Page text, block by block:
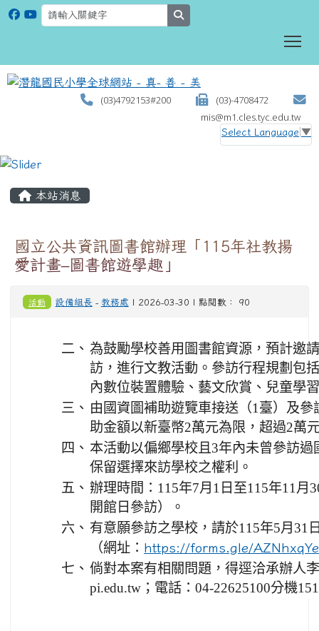
(03)4792153#200
(03)-4708472
mis@m1.cles.tyc.edu.tw
Select Language ▼
本站消息
國立公共資訊圖書館辦理「115年社教揚
愛計畫–圖書館遊學趣」
活動 設備組長 - 教務處 | 2026-03-30 | 點閱數： 90
二、 為鼓勵學校善用圖書館資源，預計邀
訪，進行文教活動。參訪行程規劃包
內數位裝置體驗、藝文欣賞、兒童學
三、 由國資圖補助遊覽車接送（1臺）及
助金額以新臺幣2萬元為限，超過2萬
四、 本活動以偏鄉學校且3年內未曾參訪
保留選擇來訪學校之權利。
五、 辦理時間：115年7月1日至115年11月
開館日參訪）。
六、 有意願參訪之學校，請於115年5月31
（網址： https://forms.gle/
七、 倘對本案有相關問題，得逕洽承辦人
pi.edu.tw；電話：04-22625100分機